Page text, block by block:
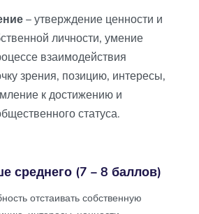
– утверждение ценности и
личности, умение
взаимодействия
зрения, позицию, интересы,
к достижению и
статуса.
среднего (7 – 8 баллов)
отстаивать собственную